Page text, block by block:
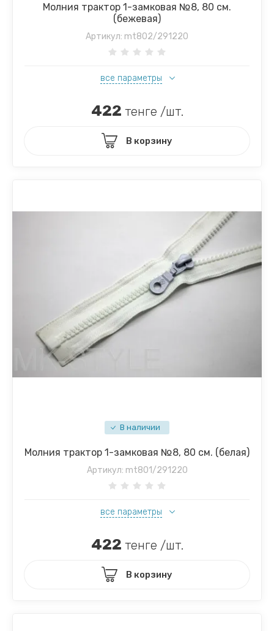
Молния трактор 1-замковая №8, 80 см.
(бежевая)
Артикул: mt802/291220
все параметры
422 тенге /шт.
В корзину
В наличии
Молния трактор 1-замковая №8, 80 см. (белая)
Артикул: mt801/291220
все параметры
422 тенге /шт.
В корзину